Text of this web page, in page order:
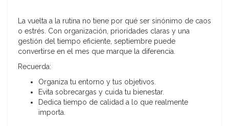
La vuelta a la rutina no tiene por qué ser sinónimo de caos
o estrés. Con organización, prioridades claras y una
gestión del tiempo eficiente, septiembre puede
convertirse en el mes que marque la diferencia.
Recuerda:
Organiza tu entorno y tus objetivos.
Evita sobrecargas y cuida tu bienestar.
Dedica tiempo de calidad a lo que realmente
importa.